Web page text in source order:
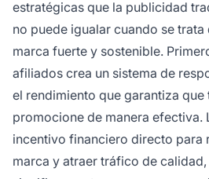
estratégicas que la publicidad
no puede igualar cuando se trata
marca fuerte y sostenible.
afiliados crea un sistema de
el rendimiento que garantiza que
promocione de manera efectiva.
incentivo financiero directo para
marca y atraer tráfico de